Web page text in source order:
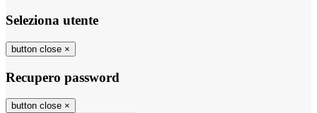
Seleziona utente
button close ×
Recupero password
button close ×